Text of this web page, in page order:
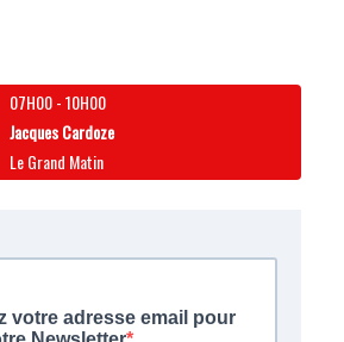
07H00-10H00
Jacques Cardoze
Le Grand Matin